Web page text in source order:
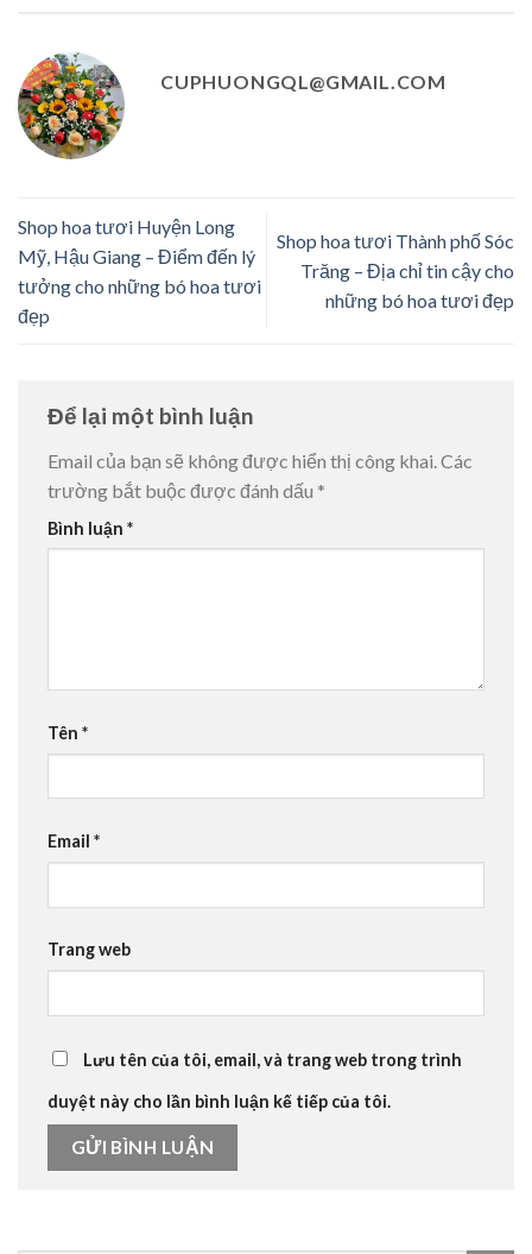
CUPHUONGQL@GMAIL.COM
Shop hoa tươi Huyện Long
Mỹ, Hậu Giang – Điểm đến lý
tưởng cho những bó hoa tươi
đẹp
Shop hoa tươi Thành phố Sóc
Trăng – Địa chỉ tin cậy cho
những bó hoa tươi đẹp
Để lại một bình luận
Email của bạn sẽ không được hiển thị công khai. Các
trường bắt buộc được đánh dấu *
Bình luận *
Tên *
Email *
Trang web
Lưu tên của tôi, email, và trang web trong trình
duyệt này cho lần bình luận kế tiếp của tôi.